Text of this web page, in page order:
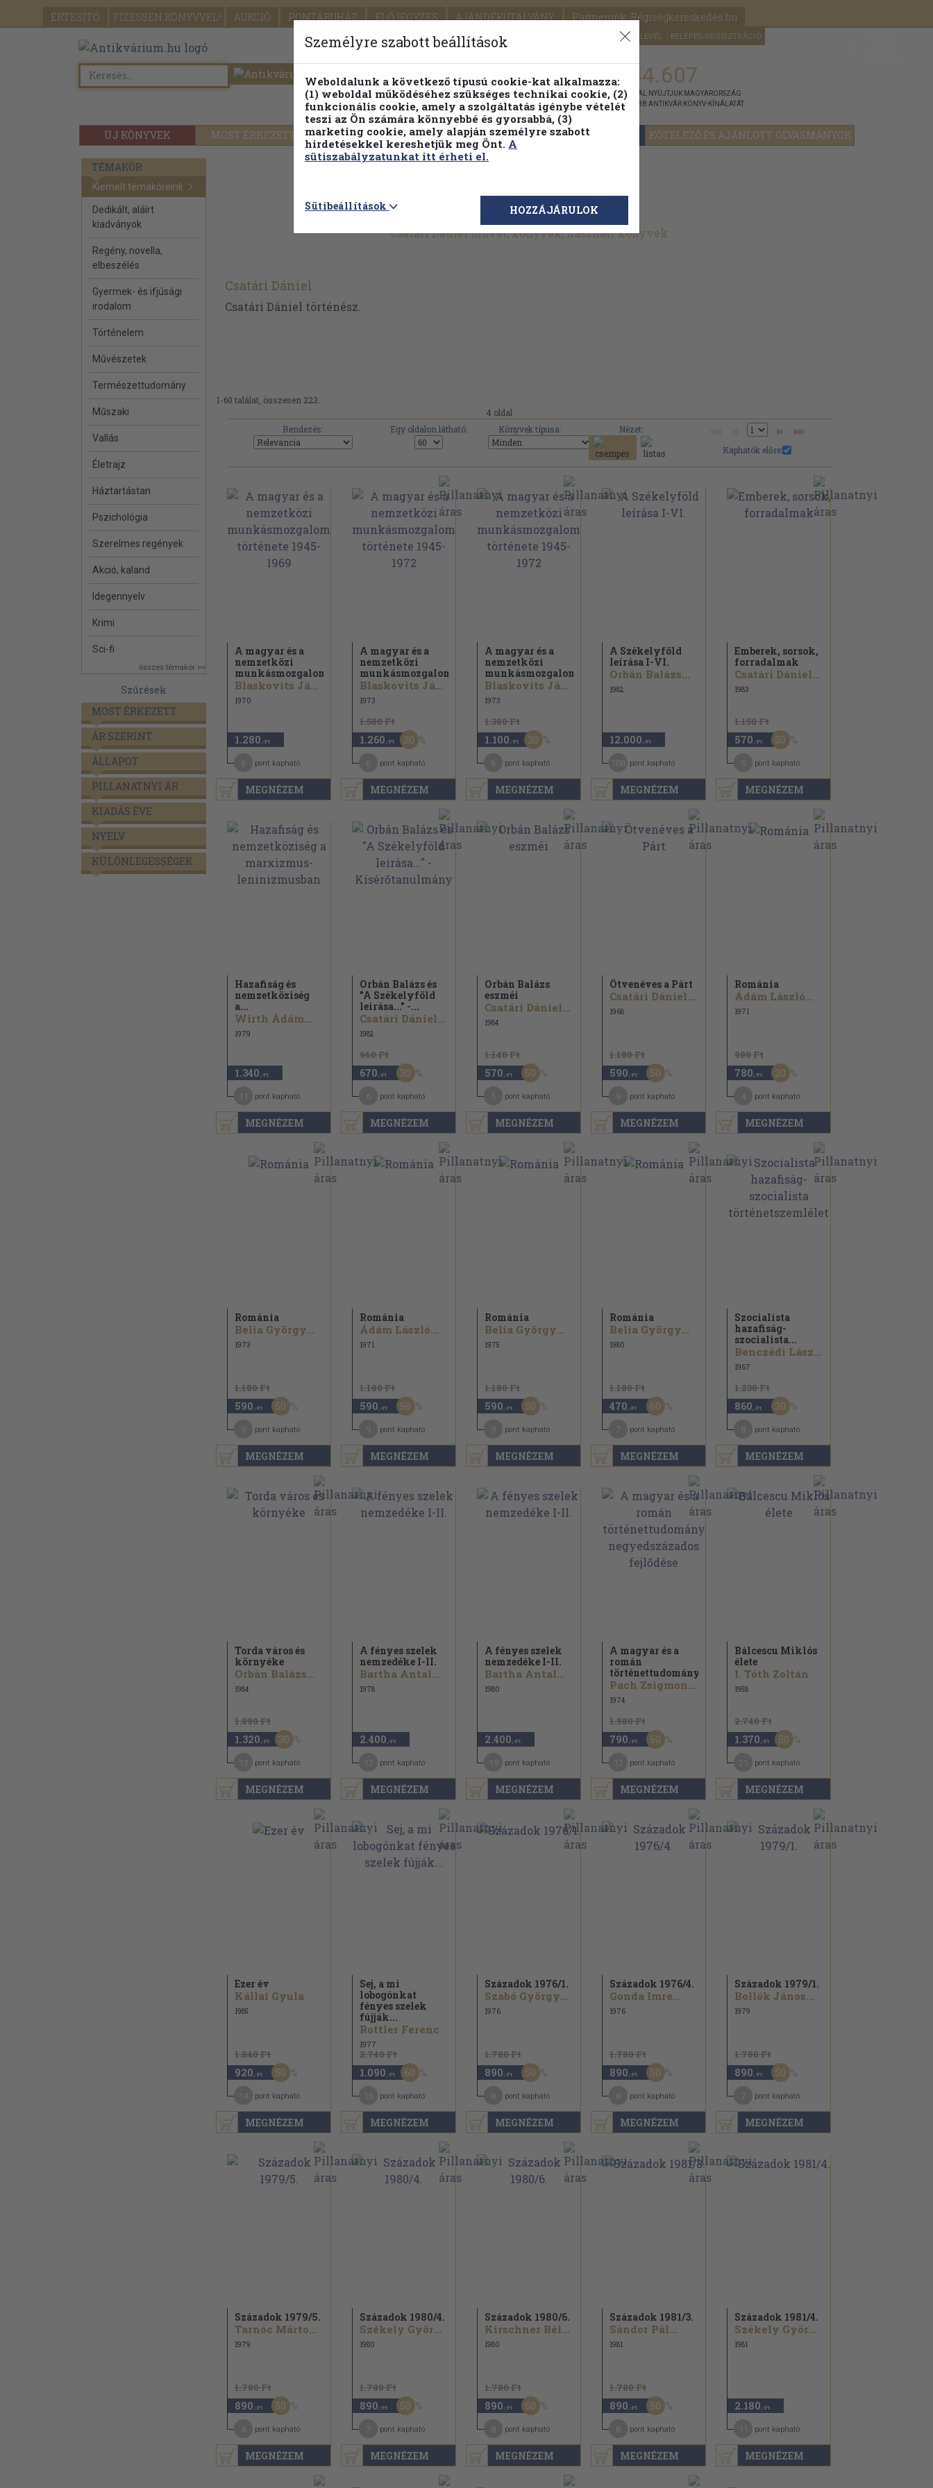
ÉRTESÍTŐ FIZESSEN KÖNYVVEL! AUKCIÓ PONTÁRUHÁZ ELŐJEGYZÉS AJÁNDÉKUTALVÁNY Partnerünk: Régiségkereskedés.hu
SEGÍTSÉG HÍRLEVÉL BELÉPÉS/REGISZTRÁCIÓ
ÚJ KÖNYVEK MOST ÉRKEZETT PILLANATNYI ÁRAINK FENNTARTHATÓ OLVASMÁNYOK KÖTELEZŐ ÉS AJÁNLOTT OLVASMÁNYOK
Részletes kereső Témaköri fa 1.144.607
KIADVÁNNYAL NYÚJTJUK MAGYARORSZÁG
LEGNAGYOBB ANTIKVÁR KÖNYV-KÍNÁLATÁT
TÉMAKÖR
Kiemelt témaköreink
Dedikált, aláírt
kiadványok
Regény, novella,
elbeszélés
Gyermek- és ifjúsági
irodalom
Történelem
Művészetek
Természettudomány
Műszaki
Vallás
Életrajz
Háztartástan
Pszichológia
Szerelmes regények
Akció, kaland
Idegennyelv
Krimi
Sci-fi
összes témakör >>
Szűrések
MOST ÉRKEZETT
ÁR SZERINT
ÁLLAPOT
PILLANATNYI ÁR
KIADÁS ÉVE
NYELV
KÜLÖNLEGESSÉGEK
Csatári Dániel művei, könyvek, használt könyvek
Csatári Dániel
Csatári Dániel történész.
1-60 találat, összesen 223.
4 oldal
Rendezés:
Egy oldalon látható: Könyvek típusa:
Nézet:
Kaphatók előre:
MEGNÉZEM
A magyar és a
nemzetközi
munkásmozgalom...
Blaskovits János...
1970
1.280 ,-Ft
pont kapható
MEGNÉZEM
A magyar és a
nemzetközi
munkásmozgalom...
Blaskovits János...
1973
1.580 Ft
1.260 ,-Ft 20
pont kapható
MEGNÉZEM
A magyar és a
nemzetközi
munkásmozgalom...
Blaskovits János...
1973
1.380 Ft
1.100 ,-Ft 20
pont kapható
MEGNÉZEM
A Székelyföld
leírása I-VI.
Orbán Balázs...
1982
12.000 ,-Ft
pont kapható
MEGNÉZEM
Emberek, sorsok,
forradalmak
Csatári Dániel...
1983
1.150 Ft
570 ,-Ft 50
pont kapható
MEGNÉZEM
Hazafiság és
nemzetköziség
a...
Wirth Ádám...
1979
1.340 ,-Ft
pont kapható
MEGNÉZEM
Orbán Balázs és
"A Székelyföld
leirása..." -...
Csatári Dániel...
1982
960 Ft
670 ,-Ft 30
pont kapható
MEGNÉZEM
Orbán Balázs
eszméi
Csatári Dániel...
1984
1.140 Ft
570 ,-Ft 50
pont kapható
MEGNÉZEM
Ötvenéves a Párt
Csatári Dániel...
1968
1.180 Ft
590 ,-Ft 50
pont kapható
MEGNÉZEM
Románia
Ádám László...
1971
980 Ft
780 ,-Ft 20
pont kapható
MEGNÉZEM
Románia
Belia György...
1973
1.180 Ft
590 ,-Ft 50
pont kapható
MEGNÉZEM
Románia
Ádám László...
1971
1.180 Ft
590 ,-Ft 50
pont kapható
MEGNÉZEM
Románia
Belia György...
1975
1.180 Ft
590 ,-Ft 50
pont kapható
MEGNÉZEM
Románia
Belia György...
1980
1.180 Ft
470 ,-Ft 60
pont kapható
MEGNÉZEM
Szocialista
hazafiság-
szocialista...
Benczédi László...
1967
1.230 Ft
860 ,-Ft 30
pont kapható
MEGNÉZEM
Torda város és
környéke
Orbán Balázs...
1984
1.890 Ft
1.320 ,-Ft 30
pont kapható
MEGNÉZEM
A fényes szelek
nemzedéke I-II.
Bartha Antal...
1978
2.400 ,-Ft
pont kapható
MEGNÉZEM
A fényes szelek
nemzedéke I-II.
Bartha Antal...
1980
2.400 ,-Ft
pont kapható
MEGNÉZEM
A magyar és a
román
történettudomány...
Pach Zsigmond Pál...
1974
1.980 Ft
790 ,-Ft 60
pont kapható
MEGNÉZEM
Bálcescu Miklós
élete
I. Tóth Zoltán
1958
2.740 Ft
1.370 ,-Ft 50
pont kapható
MEGNÉZEM
Ezer év
Kállai Gyula
1985
1.840 Ft
920 ,-Ft 50
pont kapható
MEGNÉZEM
Sej, a mi
lobogónkat
fényes szelek
fújják...
Rottler Ferenc
1977
2.740 Ft
1.090 ,-Ft 60
pont kapható
MEGNÉZEM
Századok 1976/1.
Szabó György...
1976
1.780 Ft
890 ,-Ft 50
pont kapható
MEGNÉZEM
Századok 1976/4.
Gonda Imre...
1976
1.780 Ft
890 ,-Ft 50
pont kapható
MEGNÉZEM
Századok 1979/1.
Bollók János...
1979
1.780 Ft
890 ,-Ft 50
pont kapható
MEGNÉZEM
Századok 1979/5.
Tarnóc Márton...
1979
1.780 Ft
890 ,-Ft 50
pont kapható
MEGNÉZEM
Századok 1980/4.
Székely György...
1980
1.780 Ft
890 ,-Ft 50
pont kapható
MEGNÉZEM
Századok 1980/6.
Kirschner Béla...
1980
1.780 Ft
890 ,-Ft 50
pont kapható
MEGNÉZEM
Századok 1981/3.
Sándor Pál...
1981
1.780 Ft
890 ,-Ft 50
pont kapható
MEGNÉZEM
Századok 1981/4.
Székely György...
1981
2.180 ,-Ft
pont kapható
Személyre szabott beállítások
Weboldalunk a következő típusú cookie-kat alkalmazza:
(1) weboldal működéséhez szükséges technikai cookie, (2)
funkcionális cookie, amely a szolgáltatás igénybe vételét
teszi az Ön számára könnyebbé és gyorsabbá, (3)
marketing cookie, amely alapján személyre szabott
hirdetésekkel kereshetjük meg Önt. A
sütiszabályzatunkat itt érheti el.
Sütibeállítások HOZZÁJÁRULOK